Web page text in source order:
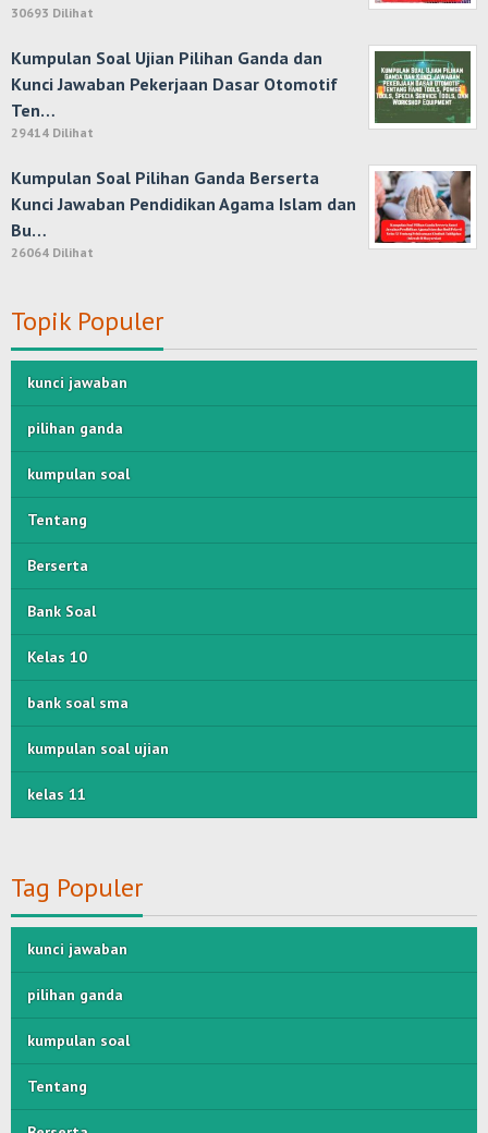
30693 Dilihat
Kumpulan Soal Ujian Pilihan Ganda dan
Kunci Jawaban Pekerjaan Dasar Otomotif
Ten…
29414 Dilihat
Kumpulan Soal Pilihan Ganda Berserta
Kunci Jawaban Pendidikan Agama Islam dan
Bu…
26064 Dilihat
Topik Populer
kunci jawaban
pilihan ganda
kumpulan soal
Tentang
Berserta
Bank Soal
Kelas 10
bank soal sma
kumpulan soal ujian
kelas 11
Tag Populer
kunci jawaban
pilihan ganda
kumpulan soal
Tentang